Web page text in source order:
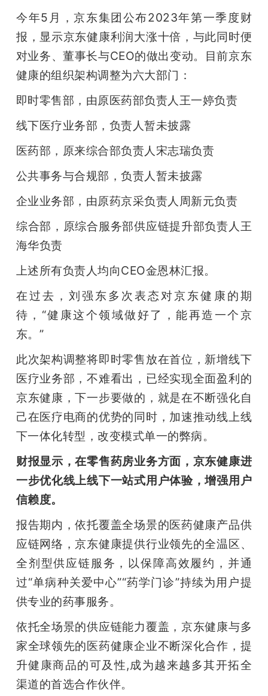
今年5月，京东集团公布2023年第一季度财
报，显示京东健康利润大涨十倍，与此同时便
对业务、董事长与CEO的做出变动。目前京东
健康的组织架构调整为六大部门：
即时零售部，由原医药部负责人王一婷负责
线下医疗业务部，负责人暂未披露
医药部，原来综合部负责人宋志瑞负责
公共事务与合规部，负责人暂未披露
企业业务部，由原药京采负责人周新元负责
综合部，原综合服务部供应链提升部负责人王
海华负责
上述所有负责人均向CEO金恩林汇报。
在过去，刘强东多次表态对京东健康的期
待，“健康这个领域做好了，能再造一个京
东。”
此次架构调整将即时零售放在首位，新增线下
医疗业务部，不难看出，已经实现全面盈利的
京东健康，下一步要做的，就是在不断强化自
己在医疗电商的优势的同时，加速推动线上线
下一体化转型，改变模式单一的弊病。
财报显示，在零售药房业务方面，京东健康进
一步优化线上线下一站式用户体验，增强用户
信赖度。
报告期内，依托覆盖全场景的医药健康产品供
应链网络，京东健康提供行业领先的全温区、
全剂型供应链服务，以保障高效履约，并通
过“单病种关爱中心”“药学门诊”持续为用户提
供专业的药事服务。
依托全场景的供应链能力覆盖，京东健康与多
家全球领先的医药健康企业不断深化合作，提
升健康商品的可及性,成为越来越多其开拓全
渠道的首选合作伙伴。